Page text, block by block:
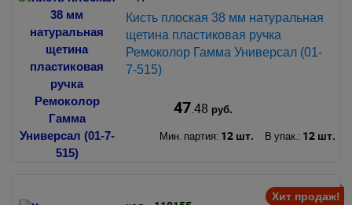
Кисть плоская 38 мм натуральная
щетина пластиковая ручка
Ремоколор Гамма Универсал (01-
7-515)
47.48 руб.
Мин. партия: 12 шт. В упак.: 12 шт.
Хит продаж!